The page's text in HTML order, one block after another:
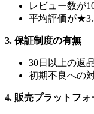
レビュー数が
平均評価が
3. 保証制度の有無
30日以上の返
初期不良への
4. 販売プラットフ